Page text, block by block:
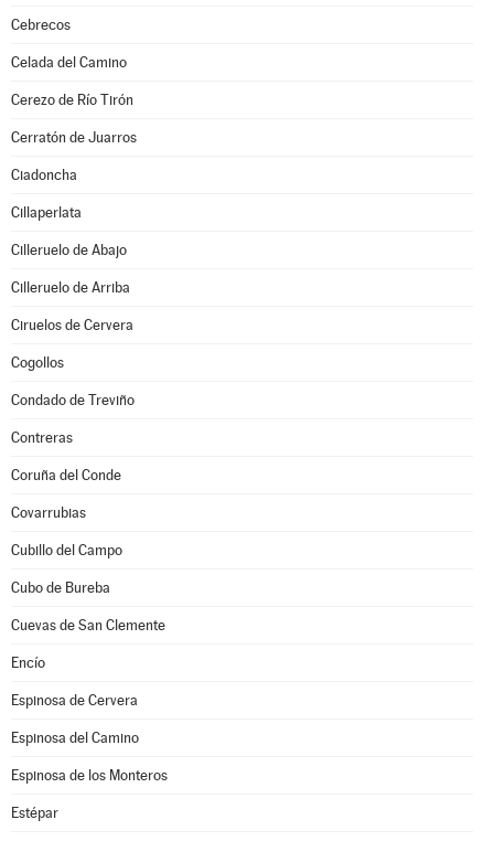
Cebrecos
Celada del Camino
Cerezo de Río Tirón
Cerratón de Juarros
Ciadoncha
Cillaperlata
Cilleruelo de Abajo
Cilleruelo de Arriba
Ciruelos de Cervera
Cogollos
Condado de Treviño
Contreras
Coruña del Conde
Covarrubias
Cubillo del Campo
Cubo de Bureba
Cuevas de San Clemente
Encío
Espinosa de Cervera
Espinosa del Camino
Espinosa de los Monteros
Estépar